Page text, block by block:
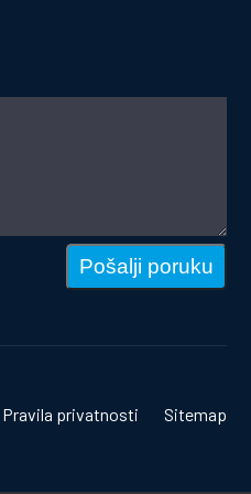
Pošalji poruku
Pravila privatnosti Sitemap